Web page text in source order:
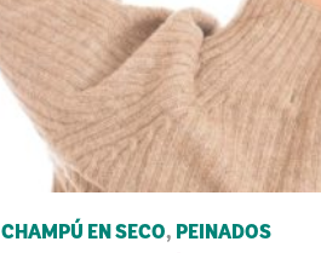
CHAMPÚ EN SECO, PEINADOS